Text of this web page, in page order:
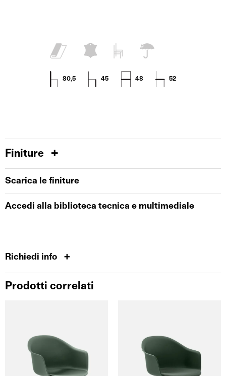
80,5 45 48 52
Finiture
Scarica le finiture
Accedi alla biblioteca tecnica e multimediale
Richiedi info
Prodotti correlati